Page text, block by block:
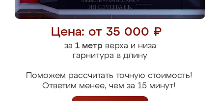
Цена: от 35 000 ₽
за 1 метрверха и низа
гарнитура в длину
Поможем рассчитать точную стоимость!
Ответим менее, чем за 15 минут!